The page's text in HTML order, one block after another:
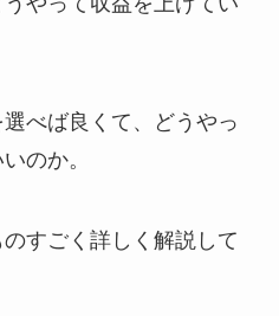
べば良くて、どうやっ
のか。
すごく詳しく解説して